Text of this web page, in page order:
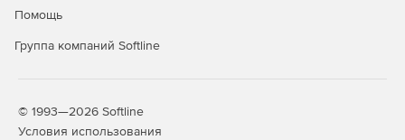
преимущества AWS Parallel Cluster и AWS Elastic Fabric
Помощь
Группа компаний Softline
© 1993—2026 Softline
Условия использования